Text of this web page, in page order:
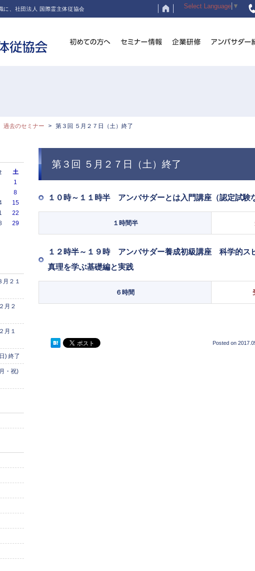
に、社団法人 国際霊主体従協会 Select Language ▼
過去のセミナー 第３回 ５月２７日（土）終了
第３回 ５月２７日（土）終了
１０時～１１時半 アンバサダーとは入門講座（認定試験
１時間半
１２時半～１９時 アンバサダー養成初級講座 科学的ス
真理を学ぶ基礎編と実践
６時間
Posted on
土
1
8
15
22
29
月２１
月２
月１
) 終了
・祝)